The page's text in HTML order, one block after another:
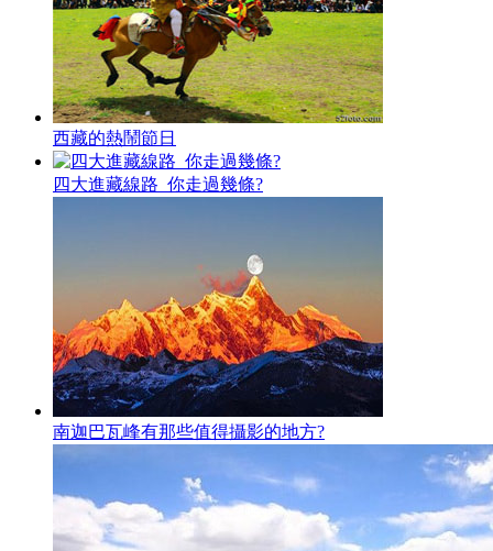
西藏的熱鬧節日
四大進藏線路 你走過幾條?
南迦巴瓦峰有那些值得攝影的地方?